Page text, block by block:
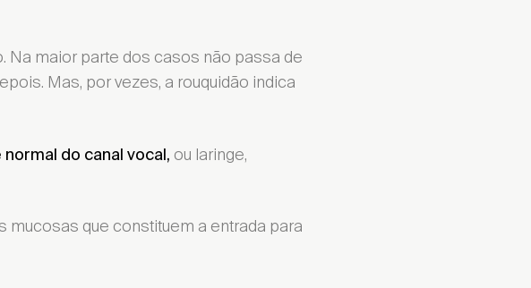
Na maior parte dos casos não passa de
Mas, por vezes, a rouquidão indica
do canal vocal, ou laringe,
mucosas que constituem a entrada para